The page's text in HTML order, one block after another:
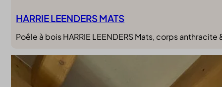
HARRIE LEENDERS MATS
Poêle à bois HARRIE LEENDERS Mats, corps